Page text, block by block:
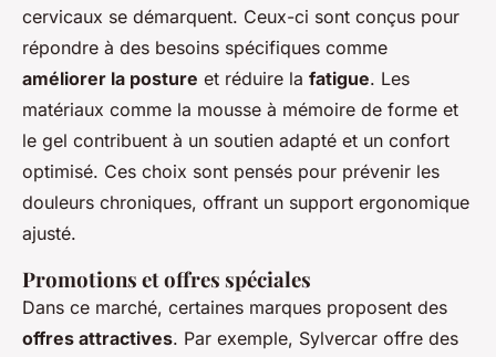
cervicaux se démarquent. Ceux-ci sont conçus pour
répondre à des besoins spécifiques comme
améliorer la posture et réduire la fatigue. Les
matériaux comme la mousse à mémoire de forme et
le gel contribuent à un soutien adapté et un confort
optimisé. Ces choix sont pensés pour prévenir les
douleurs chroniques, offrant un support ergonomique
ajusté.
Promotions et offres spéciales
Dans ce marché, certaines marques proposent des
offres attractives. Par exemple, Sylvercar offre des